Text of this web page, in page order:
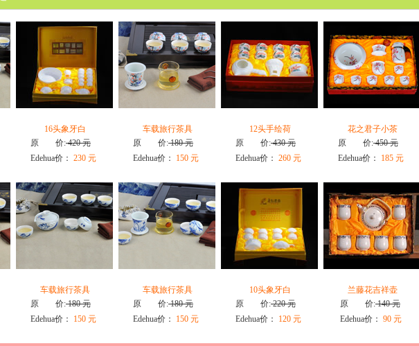
16头象牙白
原 价:420 元
Edehua价： 230 元
车载旅行茶具
原 价:180 元
Edehua价：
150 元
12头手绘荷
原 价:430 元
Edehua价： 260 元
花之君子小茶
原 价:450 元
Edehua价：
185 元
车载旅行茶具
原 价:180 元
Edehua价：
150 元
车载旅行茶具
原 价:180 元
Edehua价：
150 元
10头象牙白
原 价:220 元
Edehua价：
120 元
兰藤花吉祥壶
原 价:140 元
Edehua价： 90 元